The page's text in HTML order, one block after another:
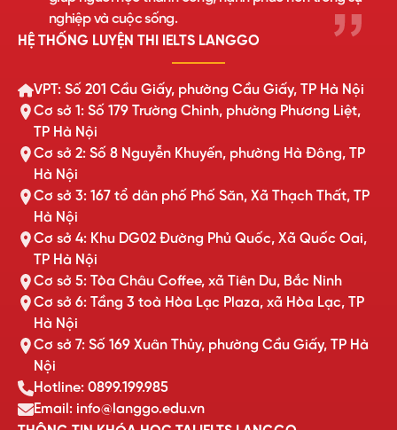
nghiệp và cuộc sống.
HỆ THỐNG LUYỆN THI IELTS LANGGO
VPT: Số 201 Cầu Giấy, phường Cầu Giấy, TP Hà Nội
Cơ sở 1: Số 179 Trường Chinh, phường Phương Liệt,
TP Hà Nội
Cơ sở 2: Số 8 Nguyễn Khuyến, phường Hà Đông, TP
Hà Nội
Cơ sở 3: 167 tổ dân phố Phố Săn, Xã Thạch Thất, TP
Hà Nội
Cơ sở 4: Khu DG02 Đường Phủ Quốc, Xã Quốc Oai,
TP Hà Nội
Cơ sở 5: Tòa Châu Coffee, xã Tiên Du, Bắc Ninh
Cơ sở 6: Tầng 3 toà Hòa Lạc Plaza, xã Hòa Lạc, TP
Hà Nội
Cơ sở 7: Số 169 Xuân Thủy, phường Cầu Giấy, TP Hà
Nội
Hotline: 0899.199.985
Email: info@langgo.edu.vn